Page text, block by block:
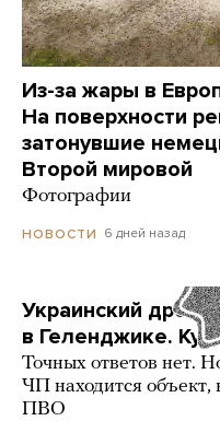
Из-за жары в
На поверхности
затонувшие
Второй мировой
Фотографии
НОВОСТИ 6 дней назад
Украинский дрон
в Геленджике.
Точных ответов нет.
ЧП находится
ПВО